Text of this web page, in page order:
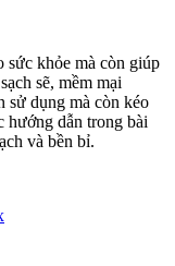
sức khỏe mà còn giúp
sẽ, mềm mại
sử dụng mà còn kéo
hướng dẫn trong bài
và bền bỉ.